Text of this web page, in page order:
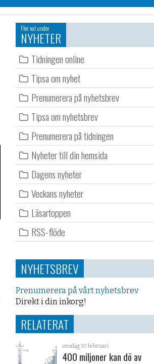
Fler val under
NYHETER
Tidningen online
Tipsa om nyhet
Prenumerera på nyhetsbrev
Tipsa om nyhetsbrev
Prenumerera på tidningen
Nyheter till din hemsida
Dagens nyheter
Veckans nyheter
Läsartoppen
RSS-flöde
NYHETSBREV
Prenumerera på vårt nyhetsbrev
Direkt i din inkorg!
RELATERAT
onsdag 10 februari
400 miljoner kan dö av